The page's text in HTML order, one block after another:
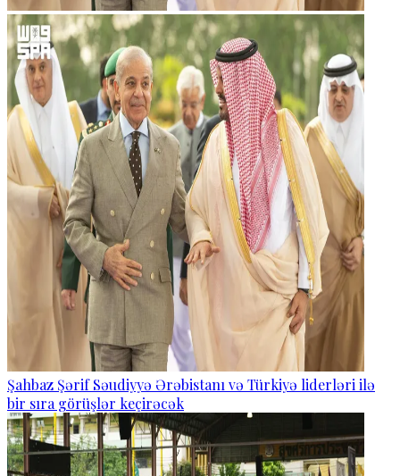
Şahbaz Şərif Səudiyyə Ərəbistanı və Türkiyə liderləri ilə
bir sıra görüşlər keçirəcək